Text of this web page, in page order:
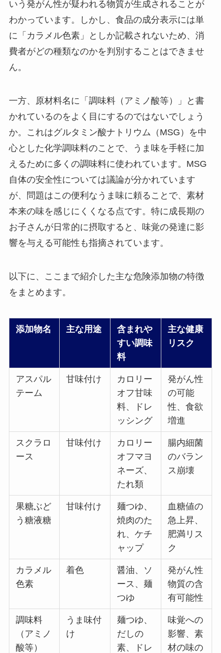
いう発がん性が疑われる物質が生成されることが
わかっています。しかし、食品の成分表示には単
に「カラメル色素」としか記載されないため、消
費者がどの種類なのかを判別することはできませ
ん。
一方、原材料名に「調味料（アミノ酸等）」と書
かれているのをよく目にするのではないでしょう
か。これはグルタミン酸ナトリウム（MSG）を中
心とした化学調味料のことで、うま味を手軽に加
えるために多くの調味料に使われています。MSG
自体の安全性については議論が分かれています
が、問題はこの便利なうま味に頼ることで、素材
本来の味を感じにくくなる点です。特に成長期の
お子さんが日常的に摂取すると、味覚の発達に影
響を与える可能性も指摘されています。
以下に、ここまで紹介した主な危険添加物の特徴
をまとめます。
添加物名 主な用途
含まれや
すい調味
料
主な健康
リスク
アスパル
テーム
甘味付け
カロリー
オフ甘味
料、ドレ
ッシング
発がん性
の可能
性、食欲
増進
スクラロ
ース
甘味付け
カロリー
オフマヨ
ネーズ、
たれ類
腸内細菌
のバラン
ス崩壊
果糖ぶど
う糖液糖
甘味付け
麺つゆ、
焼肉のた
れ、ケチ
ャップ
血糖値の
急上昇、
肥満リス
ク
カラメル
色素
着色
醤油、ソ
ース、麺
つゆ
発がん性
物質の含
有可能性
調味料
（アミノ
酸等）
うま味付
け
麺つゆ、
だしの
素、ドレ
味覚への
影響、素
材の味の